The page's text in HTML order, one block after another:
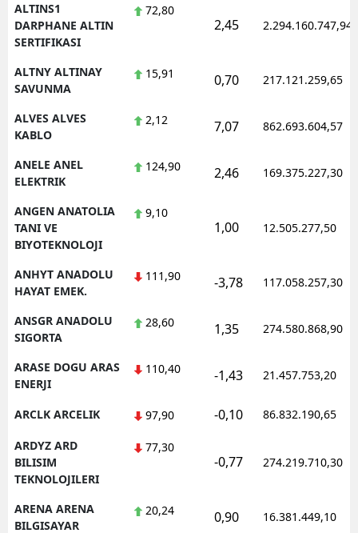
ALTINS1
DARPHANE ALTIN
SERTIFIKASI
72,80
2,45 2.294.160.747,94
ALTNY ALTINAY
SAVUNMA
15,91 0,70 217.121.259,65
ALVES ALVES
KABLO
2,12 7,07 862.693.604,57
ANELE ANEL
ELEKTRIK
124,90 2,46 169.375.227,30
ANGEN ANATOLIA
TANI VE
BIYOTEKNOLOJI
9,10
1,00 12.505.277,50
ANHYT ANADOLU
HAYAT EMEK.
111,90 -3,78 117.058.257,30
ANSGR ANADOLU
SIGORTA
28,60 1,35 274.580.868,90
ARASE DOGU ARAS
ENERJI
110,40 -1,43 21.457.753,20
ARCLK ARCELIK 97,90 -0,10 86.832.190,65
ARDYZ ARD
BILISIM
TEKNOLOJILERI
77,30
-0,77 274.219.710,30
ARENA ARENA
BILGISAYAR
20,24 0,90 16.381.449,10